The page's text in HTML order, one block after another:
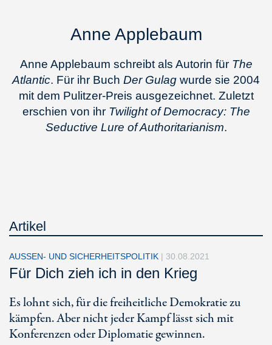
Anne Applebaum
Anne Applebaum schreibt als Autorin für The
Atlantic. Für ihr Buch Der Gulag wurde sie 2004
mit dem Pulitzer-Preis ausgezeichnet. Zuletzt
erschien von ihr Twilight of Democracy: The
Seductive Lure of Authoritarianism.
Artikel
AUSSEN- UND SICHERHEITSPOLITIK | 30.08.2021
Für Dich zieh ich in den Krieg
Es lohnt sich, für die freiheitliche Demokratie zu
kämpfen. Aber nicht jeder Kampf lässt sich mit
Konferenzen oder Diplomatie gewinnen.